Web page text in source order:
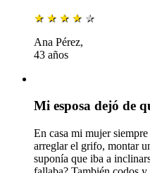
★ ★ ★ ★ ★
Ana Pérez,
43 años
Mi esposa dejó de
En casa mi mujer
arreglar el grifo, montar
suponía que iba a